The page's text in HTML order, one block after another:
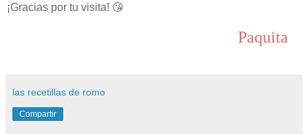
¡Gracias por tu visita! 😘
Paquita
las recetillas de romo
Compartir